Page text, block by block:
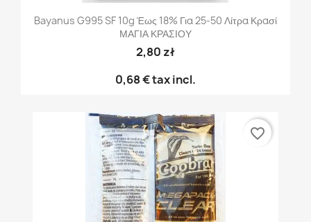
Bayanus G995 SF 10g Έως 18% Για 25-50 Λίτρα Κρασί
ΜΑΓΙΑ ΚΡΑΣΙΟΥ
2,80 zł
0,68 €tax incl.
favorite_border